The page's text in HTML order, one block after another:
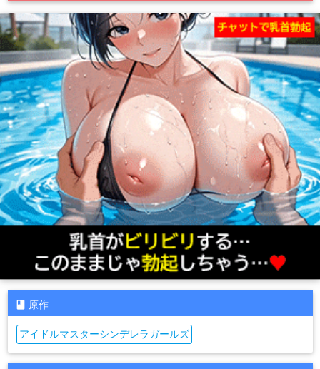
原作
アイドルマスターシンデレラガールズ